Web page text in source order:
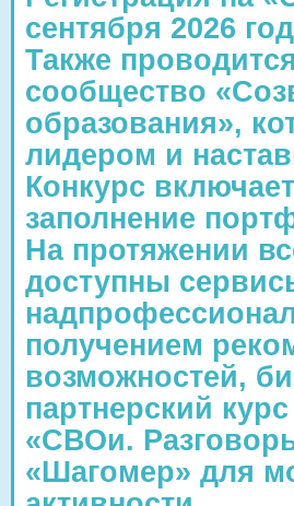
сентября 2026
Также
сообщество
образования»,
лидером и
Конкурс
заполнение
На протяжении
доступны
получением
возможностей,
партнерский
«СВОи.
«Шагомер» для